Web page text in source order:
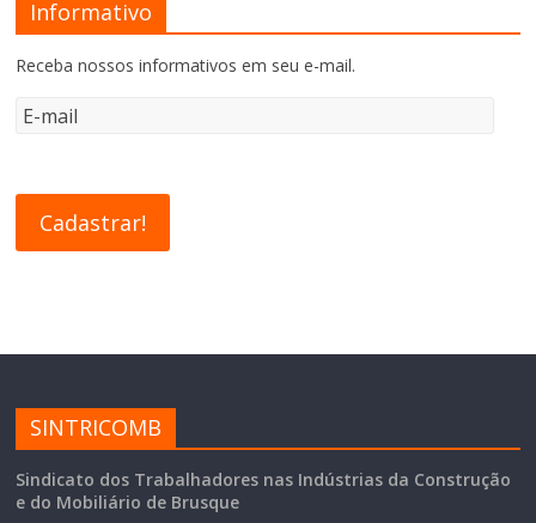
Informativo
Receba nossos informativos em seu e-mail.
SINTRICOMB
Sindicato dos Trabalhadores nas Indústrias da Construção
e do Mobiliário de Brusque